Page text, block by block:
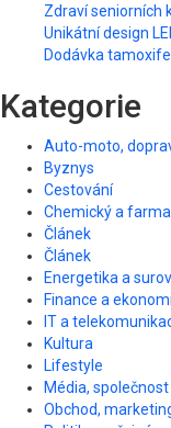
Zdraví seniorních
Unikátní design
Dodávka
Kategorie
Auto-moto,
Byznys
Cestování
Chemický a
Článek
Článek
Energetika a
Finance a
IT a
Kultura
Lifestyle
Média,
Obchod,